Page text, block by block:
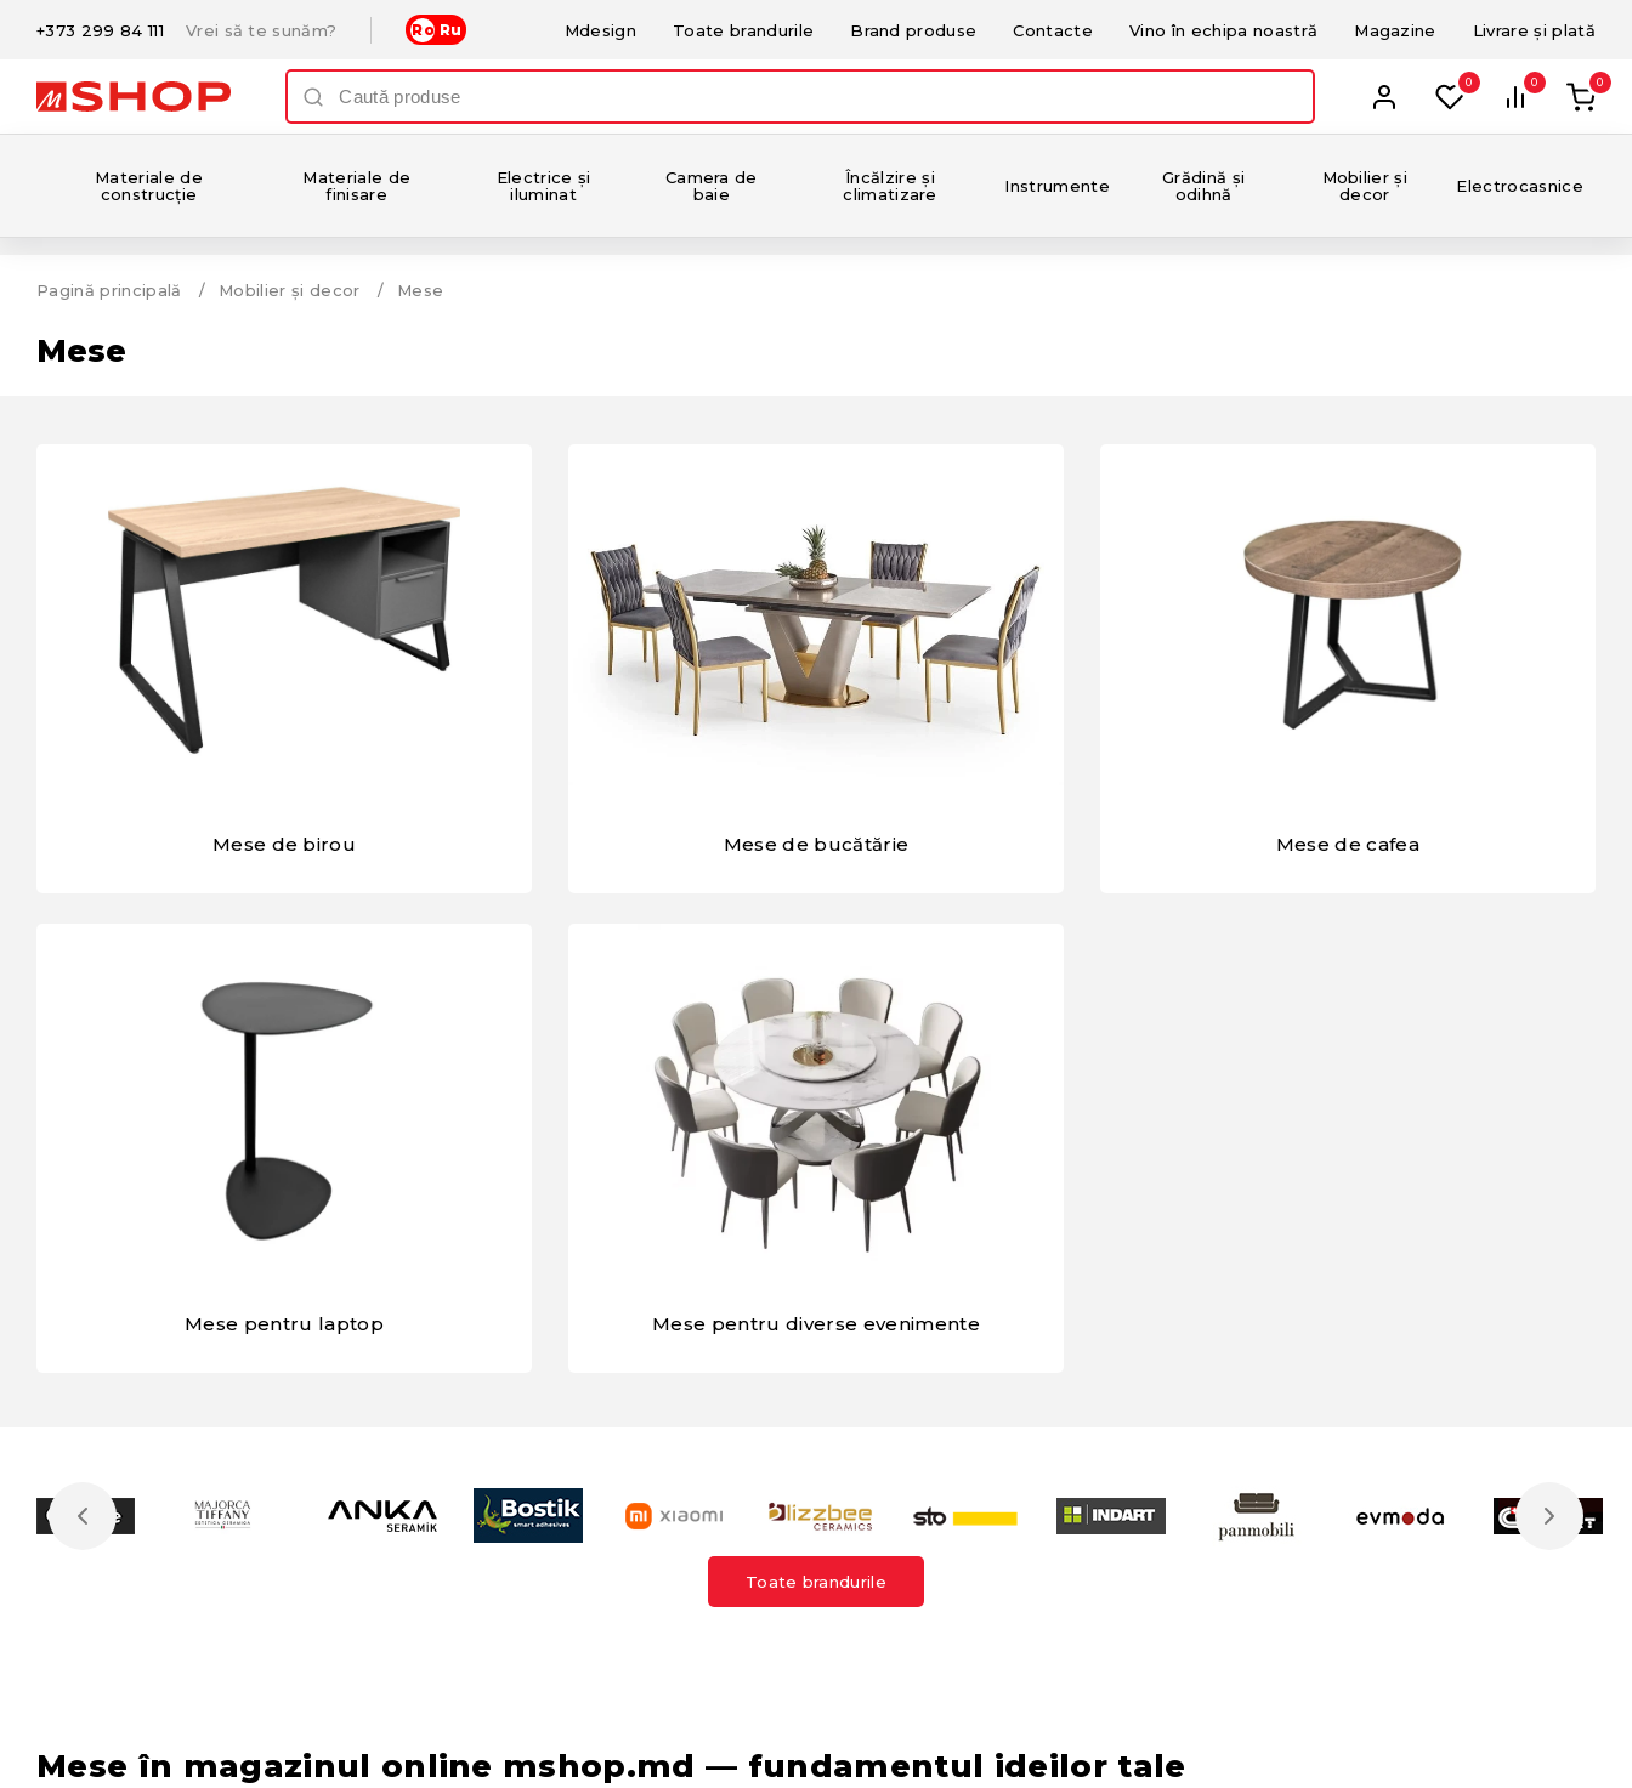
+373 299 84 111 Vrei să te sunăm? Ro Ru Mdesign Toate brandurile Brand produse Contacte Vino în echipa noastră Magazine Livrare și plată
0 0 0
Materiale de
construcție
Materiale de
finisare
Electrice și
iluminat
Camera de
baie
Încălzire și
climatizare
Instrumente
Grădină și
odihnă
Mobilier și
decor
Electrocasnice
Pagină principală Mobilier și decor Mese
Mese
Mese de birou Mese de bucătărie Mese de cafea
Mese pentru laptop Mese pentru diverse evenimente
Toate brandurile
Mese în magazinul online mshop.md — fundamentul ideilor tale